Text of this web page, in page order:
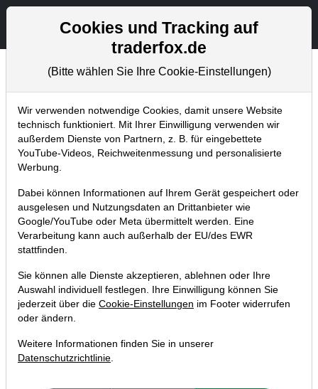
Aktien- und Artikelsuche
Börsenmagazine
Home Blog Börsenmagazine
aktien Magazin Nr. 11: Drei Tenbagger-
Kandidaten nach der Philosophie von
Peter Lynch
11.07.2019 um 22:16 Uhr | TraderFox GmbH
Cookies und Tracking auf
traderfox.de
(Bitte wählen Sie Ihre Cookie-Einstellungen)
Wir verwenden notwendige Cookies, damit unsere Website
technisch funktioniert. Mit Ihrer Einwilligung verwenden wir
außerdem Dienste von Partnern, z. B. für eingebettete
YouTube-Videos, Reichweitenmessung und personalisierte
Werbung.
Dabei können Informationen auf Ihrem Gerät gespeichert oder
ausgelesen und Nutzungsdaten an Drittanbieter wie
Google/YouTube oder Meta übermittelt werden. Eine
Verarbeitung kann auch außerhalb der EU/des EWR
stattfinden.
Sie können alle Dienste akzeptieren, ablehnen oder Ihre
Auswahl individuell festlegen. Ihre Einwilligung können Sie
jederzeit über die Cookie-Einstellungen im Footer widerrufen
oder ändern.
Weitere Informationen finden Sie in unserer
Datenschutzrichtlinie.